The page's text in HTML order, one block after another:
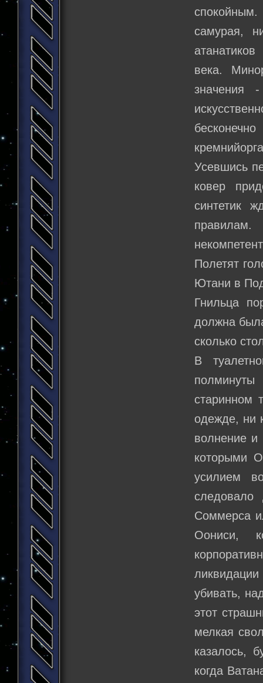
спокойным.
самурая,
века.
значения
Усевшись
ковер
синтетик
Полетят
Ютани в
Гнильца
должна
сколько
В
старинном
одежде, ни
волнение и
которыми
усилием
Соммерса
Оониси,
убивать,
этот
мелкая
казалось,
когда